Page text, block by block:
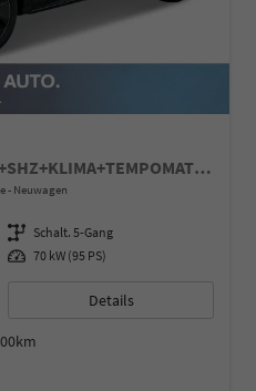
Classic Selection KAMERA+SHZ+KLIMA+TEMPOMAT+LED+16" LM
Neuwagen
Getriebe Schalt. 5-Gang
Leistung 70 kW (95 PS)
Details